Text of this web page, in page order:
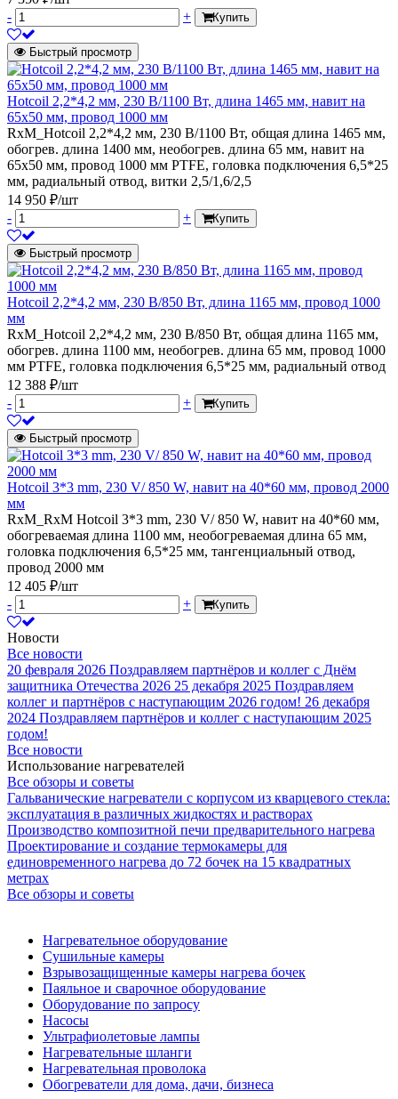
-
+ Купить
Быстрый просмотр
Hotcoil 2,2*4,2 мм, 230 В/1100 Вт, длина 1465 мм, навит на
65х50 мм, провод 1000 мм
RxM_Hotcoil 2,2*4,2 мм, 230 В/1100 Вт, общая длина 1465 мм,
обогрев. длина 1400 мм, необогрев. длина 65 мм, навит на
65х50 мм, провод 1000 мм PTFE, головка подключения 6,5*25
мм, радиальный отвод, витки 2,5/1,6/2,5
14 950 ₽/шт
-
+ Купить
Быстрый просмотр
Hotcoil 2,2*4,2 мм, 230 В/850 Вт, длина 1165 мм, провод 1000
мм
RxM_Hotcoil 2,2*4,2 мм, 230 В/850 Вт, общая длина 1165 мм,
обогрев. длина 1100 мм, необогрев. длина 65 мм, провод 1000
мм PTFE, головка подключения 6,5*25 мм, радиальный отвод
12 388 ₽/шт
-
+ Купить
Быстрый просмотр
Hotcoil 3*3 mm, 230 V/ 850 W, навит на 40*60 мм, провод 2000
мм
RxM_RxM Hotcoil 3*3 mm, 230 V/ 850 W, навит на 40*60 мм,
обогреваемая длина 1100 мм, необогреваемая длина 65 мм,
головка подключения 6,5*25 мм, тангенциальный отвод,
провод 2000 мм
12 405 ₽/шт
-
+ Купить
Новости
Все новости
20 февраля 2026 Поздравляем партнёров и коллег с Днём
защитника Отечества 2026 25 декабря 2025 Поздравляем
коллег и партнёров с наступающим 2026 годом! 26 декабря
2024 Поздравляем партнёров и коллег с наступающим 2025
годом!
Все новости
Использование нагревателей
Все обзоры и советы
Гальванические нагреватели с корпусом из кварцевого стекла:
эксплуатация в различных жидкостях и растворах
Производство композитной печи предварительного нагрева
Проектирование и создание термокамеры для
единовременного нагрева до 72 бочек на 15 квадратных
метрах
Все обзоры и советы
Нагревательное оборудование
Сушильные камеры
Взрывозащищенные камеры нагрева бочек
Паяльное и сварочное оборудование
Оборудование по запросу
Насосы
Ультрафиолетовые лампы
Нагревательные шланги
Нагревательная проволока
Обогреватели для дома, дачи, бизнеса